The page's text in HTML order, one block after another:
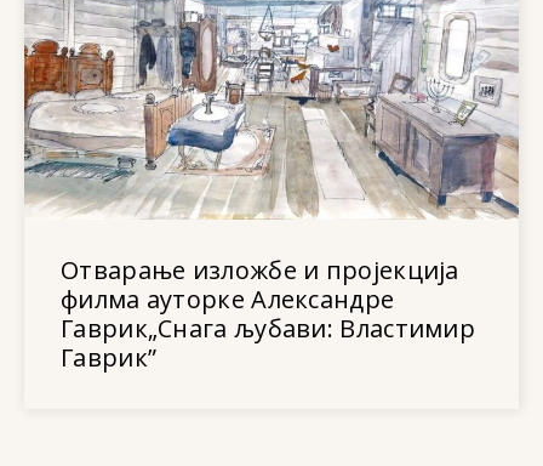
Отварање изложбе и пројекција
филма ауторке Александре
Гаврик„Снага љубави: Властимир
Гаврик”